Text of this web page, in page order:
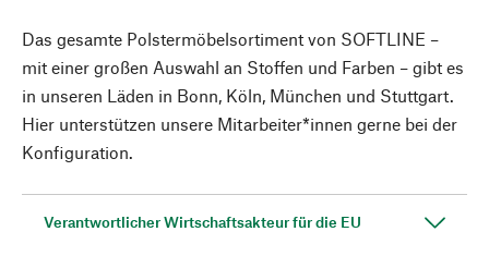
Das gesamte Polstermöbelsortiment von SOFTLINE –
mit einer großen Auswahl an Stoffen und Farben – gibt es
in unseren Läden in Bonn, Köln, München und Stuttgart.
Hier unterstützen unsere Mitarbeiter*innen gerne bei der
Konfiguration.
Verantwortlicher Wirtschaftsakteur für die EU